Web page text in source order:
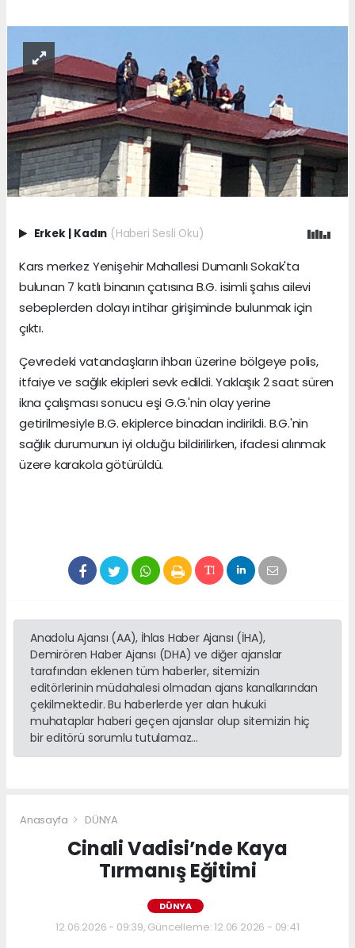
Erkek Kadın (Haberi Sesli Oku)
Kars merkez Yenişehir Mahallesi Dumanlı Sokak'ta
bulunan 7 katlı binanın çatısına B.G. isimli şahıs ailevi
sebeplerden dolayı intihar girişiminde bulunmak için
çıktı.
Çevredeki vatandaşların ihbarı üzerine bölgeye polis,
itfaiye ve sağlık ekipleri sevk edildi. Yaklaşık 2 saat süren
ikna çalışması sonucu eşi G.G.'nin olay yerine
getirilmesiyle B.G. ekiplerce binadan indirildi. B.G.'nin
sağlık durumunun iyi olduğu bildirilirken, ifadesi alınmak
üzere karakola götürüldü.
Anadolu Ajansı (AA), İhlas Haber Ajansı (İHA),
Demirören Haber Ajansı (DHA) ve diğer ajanslar
tarafından eklenen tüm haberler, sitemizin
editörlerinin müdahalesi olmadan ajans kanallarından
çekilmektedir. Bu haberlerde yer alan hukuki
muhataplar haberi geçen ajanslar olup sitemizin hiç
bir editörü sorumlu tutulamaz...
Anasayfa DÜNYA
Cinali Vadisi’nde Kaya
Tırmanış Eğitimi
DÜNYA
12.06.2026 - 09:39, Güncelleme: 12.06.2026 - 09:41